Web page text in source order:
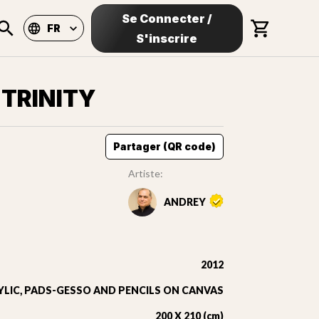
FR
Se Connecter /
S'inscrire
Partager (QR code)
Artiste:
ANDREY
2012
PADS-GESSO AND PENCILS ON CANVAS
200 X 210 (cm)